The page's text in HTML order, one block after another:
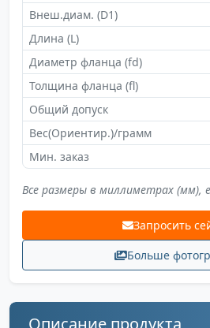
Внеш.диам. (D1)
Длина (L)
Диаметр фланца (fd)
Толщина фланца (fl)
Общий допуск
Вес(Ориентир.)/грамм
Мин. заказ
Все размеры в миллиметрах (мм),
Запросить
Больше